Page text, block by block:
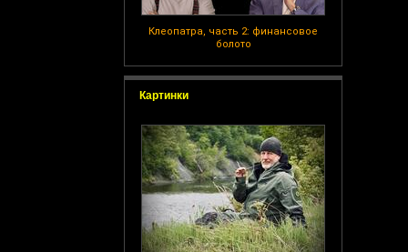
Клеопатра, часть 2: финансовое
болото
Картинки